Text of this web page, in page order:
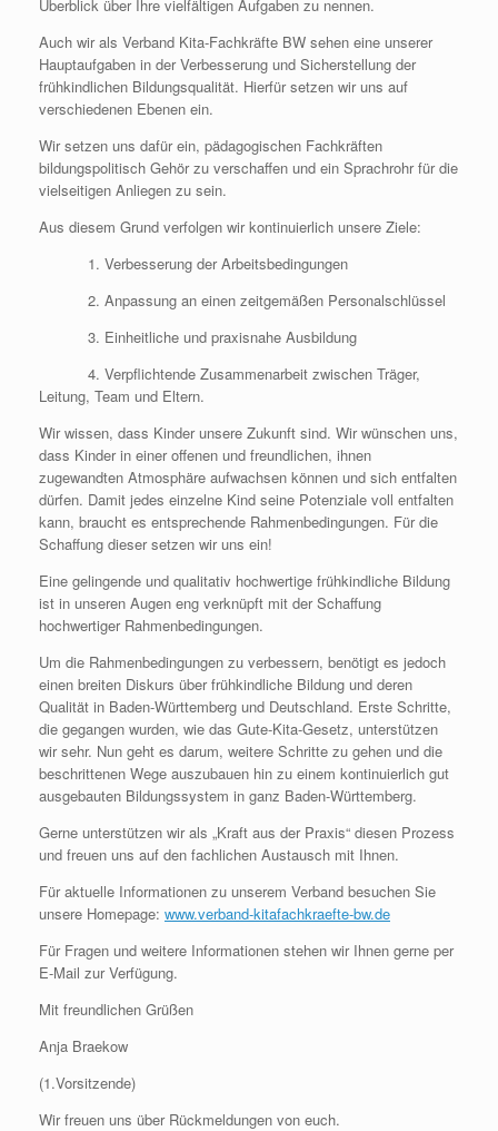
Überblick über Ihre vielfältigen Aufgaben zu nennen.
Auch wir als Verband Kita-Fachkräfte BW sehen eine unserer
Hauptaufgaben in der Verbesserung und Sicherstellung der
frühkindlichen Bildungsqualität. Hierfür setzen wir uns auf
verschiedenen Ebenen ein.
Wir setzen uns dafür ein, pädagogischen Fachkräften
bildungspolitisch Gehör zu verschaffen und ein Sprachrohr für die
vielseitigen Anliegen zu sein.
Aus diesem Grund verfolgen wir kontinuierlich unsere Ziele:
1. Verbesserung der Arbeitsbedingungen
2. Anpassung an einen zeitgemäßen Personalschlüssel
3. Einheitliche und praxisnahe Ausbildung
4. Verpflichtende Zusammenarbeit zwischen Träger,
Leitung, Team und Eltern.
Wir wissen, dass Kinder unsere Zukunft sind. Wir wünschen uns,
dass Kinder in einer offenen und freundlichen, ihnen
zugewandten Atmosphäre aufwachsen können und sich entfalten
dürfen. Damit jedes einzelne Kind seine Potenziale voll entfalten
kann, braucht es entsprechende Rahmenbedingungen. Für die
Schaffung dieser setzen wir uns ein!
Eine gelingende und qualitativ hochwertige frühkindliche Bildung
ist in unseren Augen eng verknüpft mit der Schaffung
hochwertiger Rahmenbedingungen.
Um die Rahmenbedingungen zu verbessern, benötigt es jedoch
einen breiten Diskurs über frühkindliche Bildung und deren
Qualität in Baden-Württemberg und Deutschland. Erste Schritte,
die gegangen wurden, wie das Gute-Kita-Gesetz, unterstützen
wir sehr. Nun geht es darum, weitere Schritte zu gehen und die
beschrittenen Wege auszubauen hin zu einem kontinuierlich gut
ausgebauten Bildungssystem in ganz Baden-Württemberg.
Gerne unterstützen wir als „Kraft aus der Praxis“ diesen Prozess
und freuen uns auf den fachlichen Austausch mit Ihnen.
Für aktuelle Informationen zu unserem Verband besuchen Sie
unsere Homepage: www.verband-kitafachkraefte-bw.de
Für Fragen und weitere Informationen stehen wir Ihnen gerne per
E-Mail zur Verfügung.
Mit freundlichen Grüßen
Anja Braekow
(1.Vorsitzende)
Wir freuen uns über Rückmeldungen von euch.